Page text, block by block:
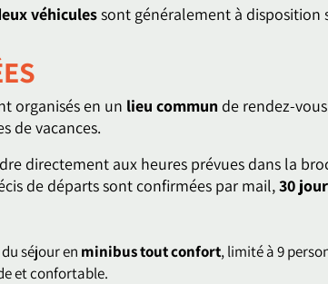
véhiculessont généralement à disposition
organisés en un lieu commun de rendez-
de vacances.
directement aux heures prévues dans la
de départs sont confirmées par mail,30
séjour en minibus tout confort, limité à 9
et confortable.